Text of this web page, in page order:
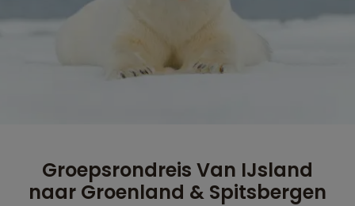
Groepsrondreis Van IJsland
naar Groenland & Spitsbergen